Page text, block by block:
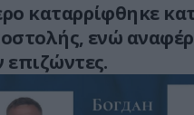
καταρρίφθηκε
ενώ
επιζώντες.